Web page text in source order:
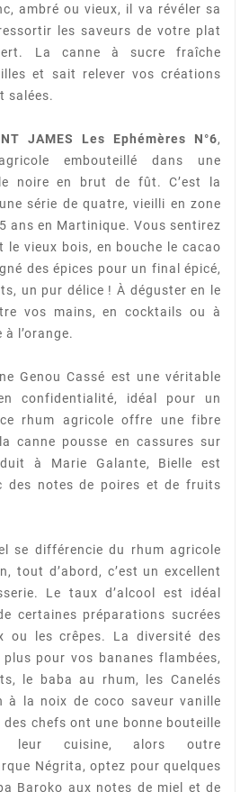
ambré ou vieux, il va révéler sa
les saveurs de votre plat
La canne à sucre fraîche
et sait relever vos créations
salées.
JAMES Les Ephémères N°6,
embouteillé dans une
noire en brut de fût. C’est la
série de quatre, vieilli en zone
ans en Martinique. Vous sentirez
le vieux bois, en bouche le cacao
des épices pour un final épicé,
un pur délice ! À déguster en le
vos mains, en cocktails ou à
à
l’orange.
Genou Cassé est une véritable
confidentialité, idéal pour un
rhum agricole offre une fibre
canne pousse en cassures sur
à Marie Galante, Bielle est
des notes de poires et de fruits
se différencie du rhum agricole
tout d’abord, c’est un excellent
Le taux d’alcool est idéal
certaines préparations sucrées
ou les crêpes. La diversité des
plus pourvos bananes flambées,
le baba au rhum, les Canelés
à la noix de coco saveur vanille
chefs ont une bonne bouteille
leur cuisine, alors outre
Négrita, optez pour quelques
Baroko aux notes de miel et de